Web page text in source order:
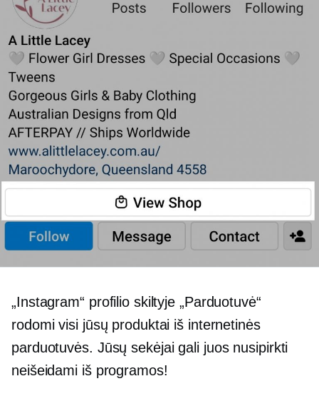
„Instagram“ profilio skiltyje „Parduotuvė“
rodomi visi jūsų produktai iš internetinės
parduotuvės. Jūsų sekėjai gali juos nusipirkti
neišeidami iš programos!